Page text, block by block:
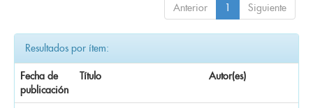
Anterior 1 Siguiente
Resultados por ítem:
Fecha de
publicación
Título Autor(es)